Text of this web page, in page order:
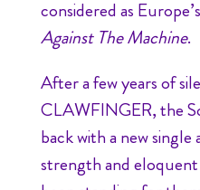
considered as
Against The Machine.
After a few years of
CLAWFINGER, the
back with a new
strength and